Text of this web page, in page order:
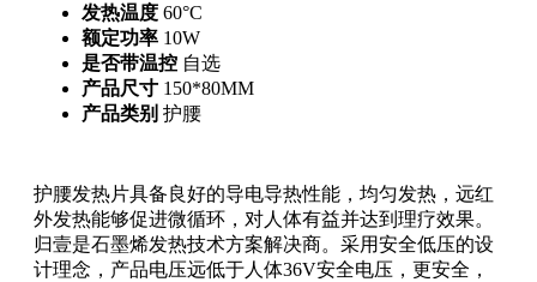
发热温度 60°C
额定功率 10W
是否带温控 自选
产品尺寸 150*80MM
产品类别 护腰
护腰发热片具备良好的导电导热性能，均匀发热，远红
外发热能够促进微循环，对人体有益并达到理疗效果。
归壹是石墨烯发热技术方案解决商。采用安全低压的设
计理念，产品电压远低于人体36V安全电压，更安全，